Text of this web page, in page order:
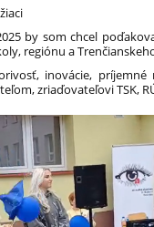
by som chcel
regiónu a
inovácie,
zriaďovateľovi TSK,